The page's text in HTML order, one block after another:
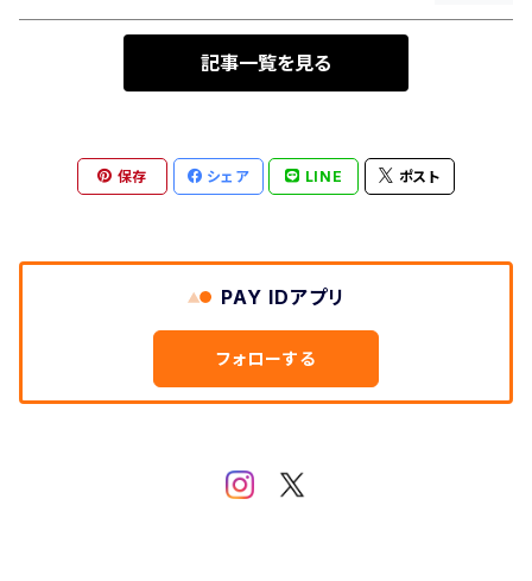
記事一覧を見る
保存 シェア LINE ポスト
PAY IDアプリ
フォローする